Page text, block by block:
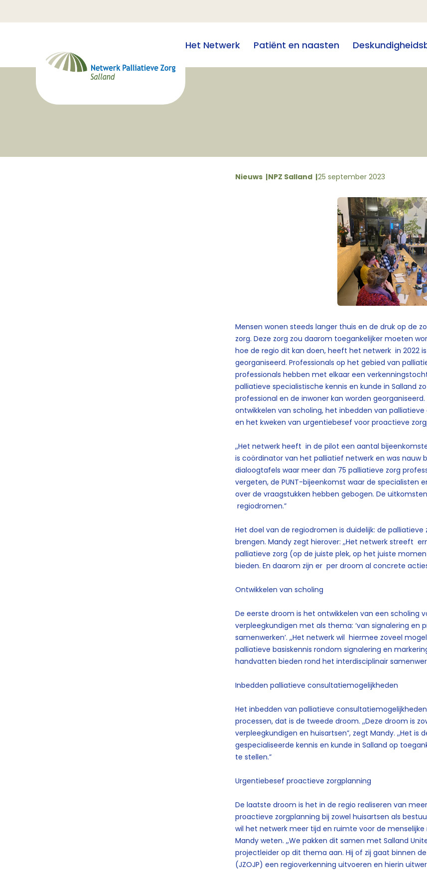
Het Netwerk Patiënt en naasten
Nieuws NPZ Salland 25 september 2023
Mensen wonen steeds langer thuis en de druk op de
zorg. Deze zorg zou daarom toegankelijker moeten
hoe de regio dit kan doen, heeft het netwerk in 2022 is
georganiseerd. Professionals op het gebied van
professionals hebben met elkaar een
palliatieve specialistische kennis en kunde in Salland
professional en de inwoner kan worden
ontwikkelen van scholing, het inbedden van
en het kweken van urgentiebesef voor proactieve
,,Het netwerk heeft in de pilot een aantal
is coördinator van het palliatief netwerk en was nauw
dialoogtafels waar meer dan 75 palliatieve zorg
vergeten, de PUNT-bijeenkomst waar de specialisten
over de vraagstukken hebben gebogen. De
regiodromen.”
Het doel van de regiodromen is duidelijk: de
brengen. Mandy zegt hierover: ,,Het netwerk streeft
palliatieve zorg (op de juiste plek, op het juiste
bieden. En daarom zijn er per droom al concrete
Ontwikkelen van scholing
De eerste droom is het ontwikkelen van een scholing
verpleegkundigen met als thema: ‘van signalering en
samenwerken’. ,,Het netwerk wil hiermee zoveel
palliatieve basiskennis rondom signalering en
handvatten bieden rond het interdisciplinair
Inbedden palliatieve consultatiemogelijkheden
Het inbedden van palliatieve
processen, dat is de tweede droom. ,,Deze droom is
verpleegkundigen en huisartsen”, zegt Mandy. ,,Het
gespecialiseerde kennis en kunde in Salland op
te stellen.”
Urgentiebesef proactieve zorgplanning
De laatste droom is het in de regio realiseren van
proactieve zorgplanning bij zowel huisartsen als
wil het netwerk meer tijd en ruimte voor de
Mandy weten. ,,We pakken dit samen met Salland
projectleider op dit thema aan. Hij of zij gaat binnen de
(JZOJP) een regioverkenning uitvoeren en hierin